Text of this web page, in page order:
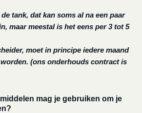
tank, dat kan soms al na een paar
maar meestal is het eens per 3 tot 5
moet in principe iedere maand
(ons onderhouds contract is
mag je gebruiken om je